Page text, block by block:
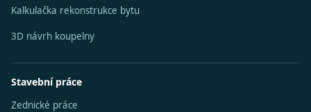
Kalkulačka rekonstrukce bytu
3D návrh koupelny
Stavební práce
Zednické práce